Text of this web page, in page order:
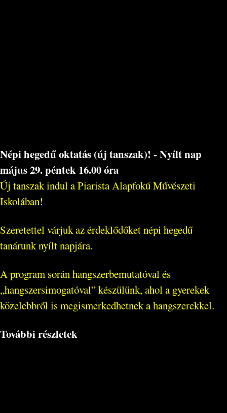
Népi hegedű oktatás (új tanszak)! - Nyílt nap
május 29. péntek 16.00 óra
Új tanszak indul a Piarista Alapfokú Művészeti
Iskolában!
Szeretettel várjuk az érdeklődőket népi hegedű
tanárunk nyílt napjára.
A program során hangszerbemutatóval és
„hangszersimogatóval” készülünk, ahol a gyerekek
közelebbről is megismerkedhetnek a hangszerekkel.
További részletek